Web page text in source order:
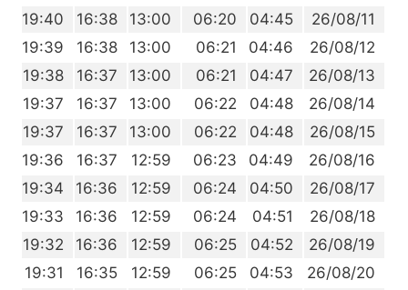
26/08/11
04:45
06:20
13:00
16:38
19:40
26/08/12
04:46
06:21
13:00
16:38
19:39
26/08/13
04:47
06:21
13:00
16:37
19:38
26/08/14
04:48
06:22
13:00
16:37
19:37
26/08/15
04:48
06:22
13:00
16:37
19:37
26/08/16
04:49
06:23
12:59
16:37
19:36
26/08/17
04:50
06:24
12:59
16:36
19:34
26/08/18
04:51
06:24
12:59
16:36
19:33
26/08/19
04:52
06:25
12:59
16:36
19:32
26/08/20
04:53
06:25
12:59
16:35
19:31